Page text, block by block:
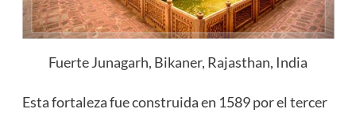
Fuerte Junagarh, Bikaner, Rajasthan, India
Esta fortaleza fue construida en 1589 por el tercer